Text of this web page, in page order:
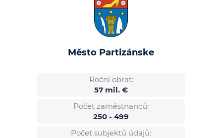
Město Partizánske
Roční obrat:
57 mil. €
Počet zaměstnanců:
250 - 499
Počet subjektů údajů: